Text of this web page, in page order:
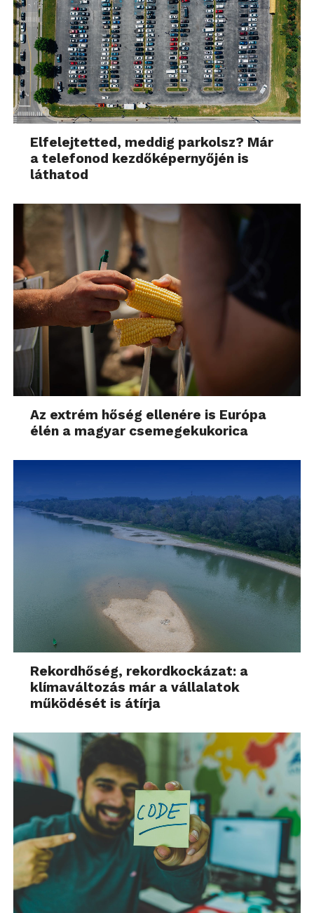
Elfelejtetted, meddig parkolsz? Már
a telefonod kezdőképernyőjén is
láthatod
Az extrém hőség ellenére is Európa
élén a magyar csemegekukorica
Rekordhőség, rekordkockázat: a
klímaváltozás már a vállalatok
működését is átírja